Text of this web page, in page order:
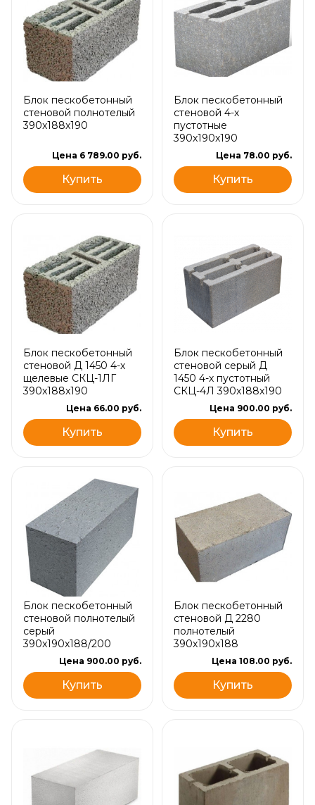
Блок пескобетонный
стеновой полнотелый
390x188x190
Цена 6 789.00 руб.
Купить
Блок пескобетонный
стеновой 4-х
пустотные
390x190x190
Цена 78.00 руб.
Купить
Блок пескобетонный
стеновой Д 1450 4-х
щелевые СКЦ-1ЛГ
390x188x190
Цена 66.00 руб.
Купить
Блок пескобетонный
стеновой серый Д
1450 4-х пустотный
СКЦ-4Л 390x188x190
Цена 900.00 руб.
Купить
Блок пескобетонный
стеновой полнотелый
серый
390x190x188/200
Цена 900.00 руб.
Купить
Блок пескобетонный
стеновой Д 2280
полнотелый
390x190x188
Цена 108.00 руб.
Купить